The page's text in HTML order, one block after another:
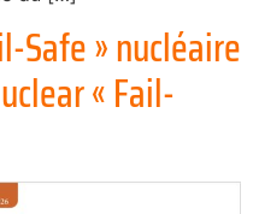
Safe » nucléaire
« Fail-